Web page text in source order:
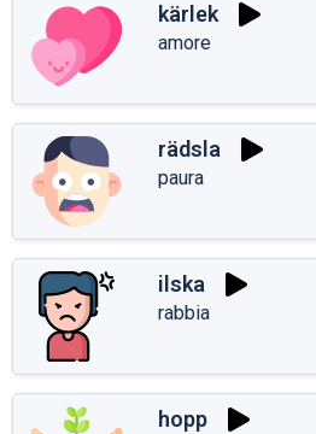
kärlek
amore
rädsla
paura
ilska
rabbia
hopp